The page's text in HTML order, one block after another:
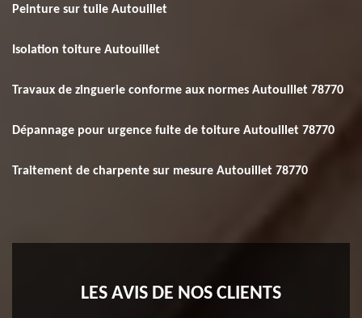
Peinture sur tuile Autouillet
Isolation toiture Autouillet
Travaux de zinguerie conforme aux normes Autouillet 78770
Dépannage pour urgence fuite de toiture Autouillet 78770
Traitement de charpente sur mesure Autouillet 78770
LES AVIS DE NOS CLIENTS